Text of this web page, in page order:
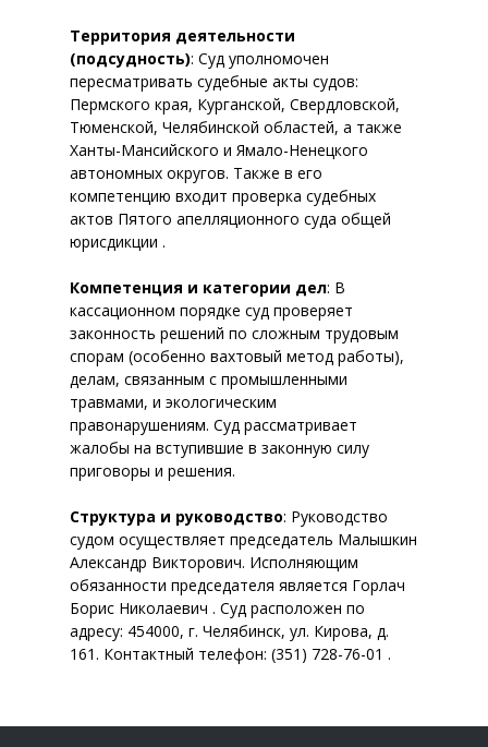
Территория деятельности
(подсудность): Суд уполномочен
пересматривать судебные акты судов:
Пермского края, Курганской, Свердловской,
Тюменской, Челябинской областей, а также
Ханты-Мансийского и Ямало-Ненецкого
автономных округов. Также в его
компетенцию входит проверка судебных
актов Пятого апелляционного суда общей
юрисдикции .
Компетенция и категории дел: В
кассационном порядке суд проверяет
законность решений по сложным трудовым
спорам (особенно вахтовый метод работы),
делам, связанным с промышленными
травмами, и экологическим
правонарушениям. Суд рассматривает
жалобы на вступившие в законную силу
приговоры и решения.
Структура и руководство: Руководство
судом осуществляет председатель Малышкин
Александр Викторович. Исполняющим
обязанности председателя является Горлач
Борис Николаевич . Суд расположен по
адресу: 454000, г. Челябинск, ул. Кирова, д.
161. Контактный телефон: (351) 728-76-01 .